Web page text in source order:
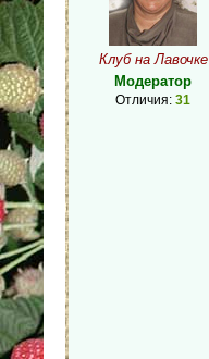
Клуб на Лавочке
Модератор
Отличия: 31